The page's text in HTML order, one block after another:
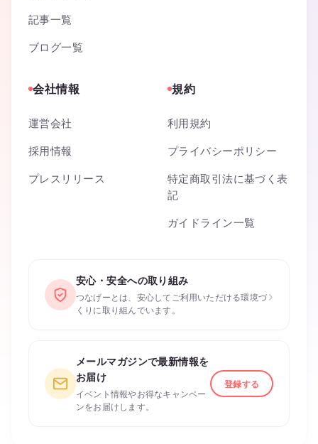
記事一覧
ブログ一覧
会社情報
運営会社
採用情報
プレスリリース
規約
利用規約
プライバシーポリシー
特定商取引法に基づく表
記
ガイドライン一覧
安心・安全への取り組み
つなげーとは、安心してご利用いただける環境づ
くりに取り組んでいます。
›
メールマガジンで最新情報を
お届け
イベント情報やお得なキャンペー
ンをお届けします。
登録する